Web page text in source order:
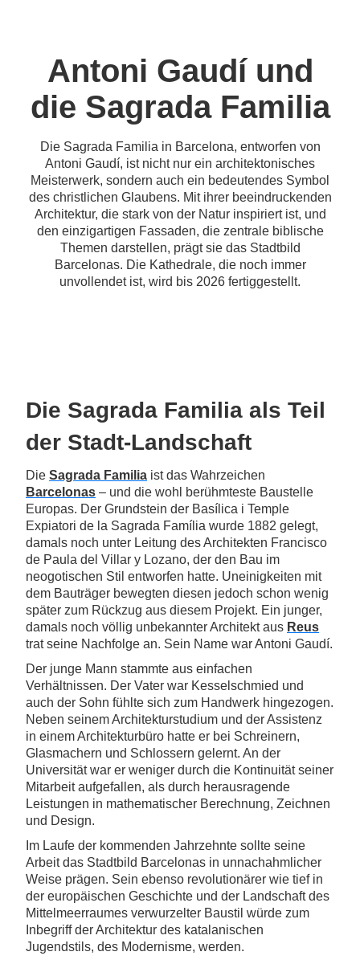
Antoni Gaudí und
die Sagrada Familia
Die Sagrada Familia in Barcelona, entworfen von
Antoni Gaudí, ist nicht nur ein architektonisches
Meisterwerk, sondern auch ein bedeutendes Symbol
des christlichen Glaubens. Mit ihrer beeindruckenden
Architektur, die stark von der Natur inspiriert ist, und
den einzigartigen Fassaden, die zentrale biblische
Themen darstellen, prägt sie das Stadtbild
Barcelonas. Die Kathedrale, die noch immer
unvollendet ist, wird bis 2026 fertiggestellt.
Die Sagrada Familia als Teil
der Stadt-Landschaft
Die Sagrada Familia ist das Wahrzeichen
Barcelonas – und die wohl berühmteste Baustelle
Europas. Der Grundstein der Basílica i Temple
Expiatori de la Sagrada Família wurde 1882 gelegt,
damals noch unter Leitung des Architekten Francisco
de Paula del Villar y Lozano, der den Bau im
neogotischen Stil entworfen hatte. Uneinigkeiten mit
dem Bauträger bewegten diesen jedoch schon wenig
später zum Rückzug aus diesem Projekt. Ein junger,
damals noch völlig unbekannter Architekt aus Reus
trat seine Nachfolge an. Sein Name war Antoni Gaudí.
Der junge Mann stammte aus einfachen
Verhältnissen. Der Vater war Kesselschmied und
auch der Sohn fühlte sich zum Handwerk hingezogen.
Neben seinem Architekturstudium und der Assistenz
in einem Architekturbüro hatte er bei Schreinern,
Glasmachern und Schlossern gelernt. An der
Universität war er weniger durch die Kontinuität seiner
Mitarbeit aufgefallen, als durch herausragende
Leistungen in mathematischer Berechnung, Zeichnen
und Design.
Im Laufe der kommenden Jahrzehnte sollte seine
Arbeit das Stadtbild Barcelonas in unnachahmlicher
Weise prägen. Sein ebenso revolutionärer wie tief in
der europäischen Geschichte und der Landschaft des
Mittelmeerraumes verwurzelter Baustil würde zum
Inbegriff der Architektur des katalanischen
Jugendstils, des Modernisme, werden.